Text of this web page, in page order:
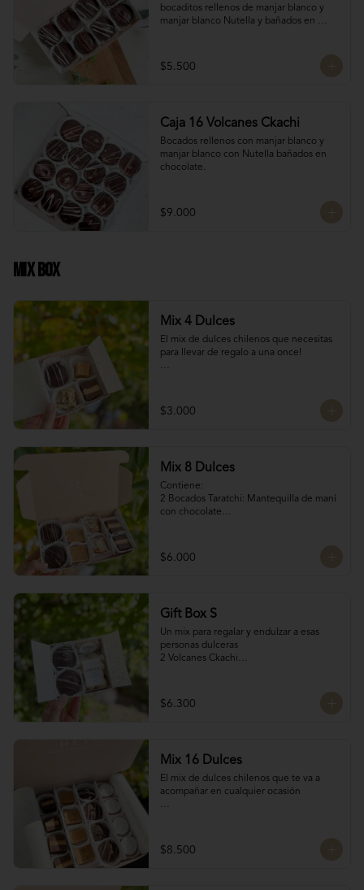
bocaditos rellenos de manjar blanco y
manjar blanco Nutella y bañados en
¡Nada mejor que un poco de dulzura para
alegrarles el día! 🍫✨
$5.500
Caja 16 Volcanes Ckachi
Bocados rellenos con manjar blanco y
manjar blanco con Nutella bañados en
chocolate.
$9.000
Mix Box
Mix 4 Dulces
El mix de dulces chilenos que necesitas
para llevar de regalo a una once!
Bocados Taratchi: Mantequilla de maní
con chocolate
Roca Suiza
SI NECESITAS MÁS DE 10 UNIDADES
escríbenos por WhatsApp o Instagram
estén fresquitos)
$3.000
Mix 8 Dulces
Contiene:
2 Bocados Taratchi: Mantequilla de maní
con chocolate
2 Bocados de Manjar duro nuez
2 San Estanislao: Dulce chileno a base de
$6.000
Gift Box S
Un mix para regalar y endulzar a esas
personas dulceras
2 Volcanes Ckachi
Bocado de Manjar duro
$6.300
Mix 16 Dulces
El mix de dulces chilenos que te va a
acompañar en cualquier ocasión
4 mini chilenitos
4 Bocados Taratchi: Mantequilla de maní
$8.500